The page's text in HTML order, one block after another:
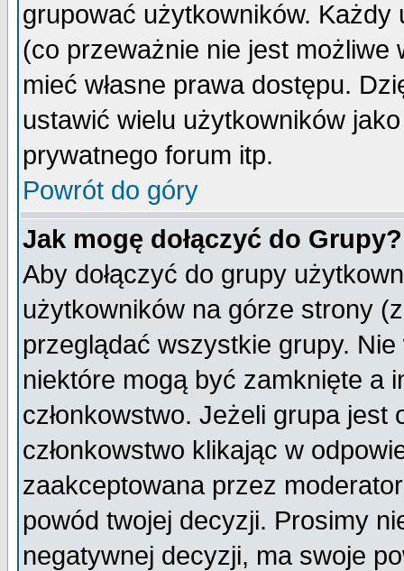
grupować użytkowników.
(co przeważnie nie jest
mieć własne prawa dostępu.
ustawić wielu użytkowników
prywatnego forum itp.
Powrót do góry
Jak mogę dołączyć do Grupy?
Aby dołączyć do grupy
użytkowników na górze strony
przeglądać wszystkie grupy.
niektóre mogą być zamknięte a
członkowstwo. Jeżeli grupa
członkowstwo klikając w
zaakceptowana przez
powód twojej decyzji. Prosimy
negatywnej decyzji, ma swoje